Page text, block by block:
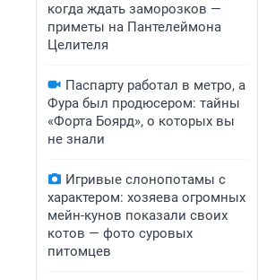
когда ждать заморозков —
приметы на Пантелеймона
Целителя
Паспарту работал в метро, а
Фура был продюсером: тайны
«Форта Боярд», о которых вы
не знали
Игривые слонопотамы с
характером: хозяева огромных
мейн-кунов показали своих
котов — фото суровых
питомцев